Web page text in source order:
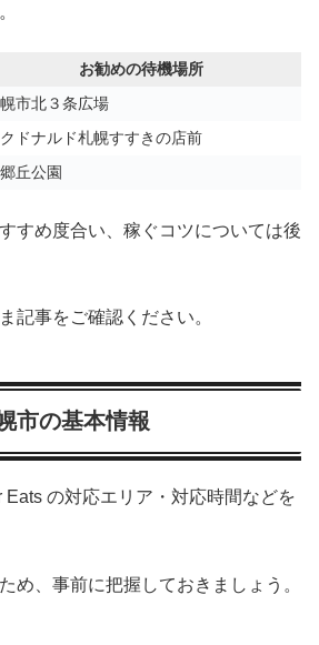
お勧めの待機場所
市北３条広場
ドナルド札幌すすきの店前
丘公園
すめ度合い、稼ぐコツについては後
記事をご確認ください。
市の基本情報
の対応エリア・対応時間などを
め、事前に把握しておきましょう。